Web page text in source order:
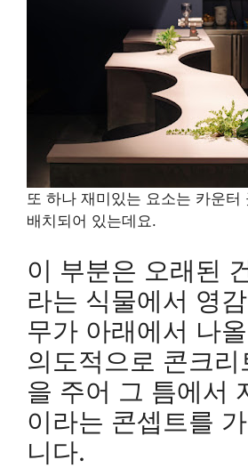
또 하나 재미있는 요소는 카운터
배치되어 있는데요.
이 부분은 오래된
라는 식물에서 영
무가 아래에서 나
의도적으로 콘크리
을 주어 그 틈에서
이라는 콘셉트를
니다.